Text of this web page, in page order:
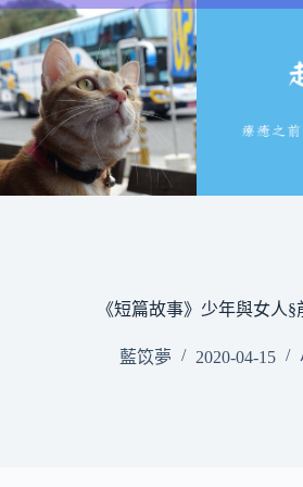
跳
至
主
要
內
容
《短篇故事》少年與女人§
藍笖夢 2020-04-15